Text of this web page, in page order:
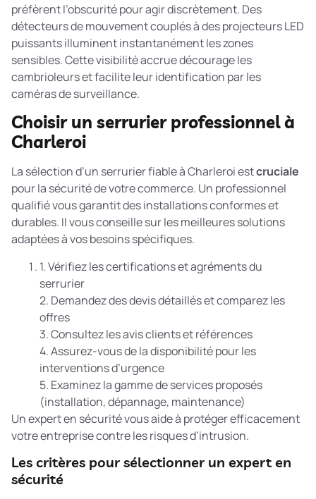
préfèrent l’obscurité pour agir discrètement. Des
détecteurs de mouvement couplés à des projecteurs LED
puissants illuminent instantanément les zones
sensibles. Cette visibilité accrue décourage les
cambrioleurs et facilite leur identification par les
caméras de surveillance.
Choisir un serrurier professionnel à
Charleroi
La sélection d’un serrurier fiable à Charleroi estcruciale
pour la sécurité de votre commerce. Un professionnel
qualifié vous garantit des installations conformes et
durables. Il vous conseille sur les meilleures solutions
adaptées à vos besoins spécifiques.
1. Vérifiez les certifications et agréments du
serrurier
2. Demandez des devis détaillés et comparez les
offres
3. Consultez les avis clients et références
4. Assurez-vous de la disponibilité pour les
interventions d’urgence
5. Examinez la gamme de services proposés
(installation, dépannage, maintenance)
Un expert en sécurité vous aide à protéger efficacement
votre entreprise contre les risques d’intrusion.
Les critères pour sélectionner un expert en
sécurité